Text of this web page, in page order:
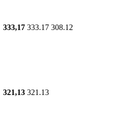
333,17 333.17 308.12
321,13 321.13